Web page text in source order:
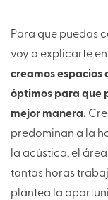
Para que puedas
voy a explicarte
creamos espacios
óptimos para que
mejor manera.
predominan a la
la acústica, el
tantas horas
plantea la